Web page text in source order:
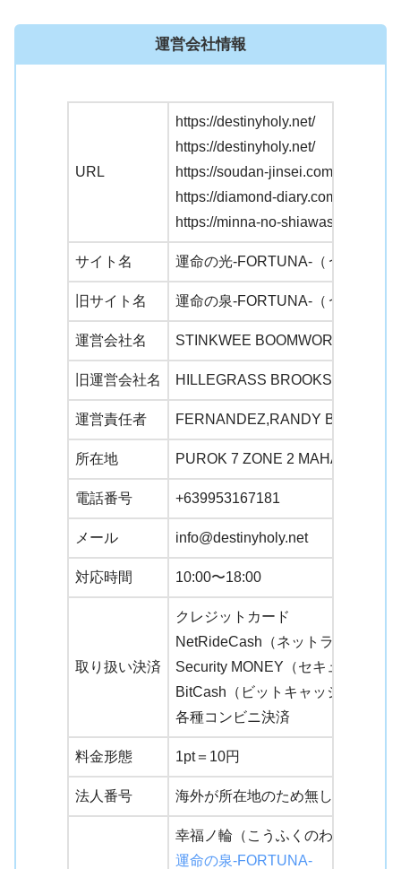
運営会社情報
URL
https://destinyholy.net/
https://destinyholy.net/
https://soudan-jinsei.com/
https://diamond-diary.com/
https://minna-no-shiawase.com/
サイト名 運命の光-FORTUNA-（うんめい
旧サイト名 運命の泉-FORTUNA-（うんめい
運営会社名 STINKWEE BOOMWORTH
旧運営会社名 HILLEGRASS BROOKS LIMITED
運営責任者 FERNANDEZ,RANDY
所在地 PUROK 7 ZONE 2 MAHABANG
電話番号 +639953167181
メール info@destinyholy.net
対応時間 10:00〜18:00
取り扱い決済
クレジットカード
NetRideCash（ネットライドキャ
Security MONEY（セキュリティ
BitCash（ビットキャッシュ）
各種コンビニ決済
料金形態 1pt＝10円
法人番号 海外が所在地のため無し
幸福ノ輪（こうふくのわ）
運命の泉-FORTUNA-